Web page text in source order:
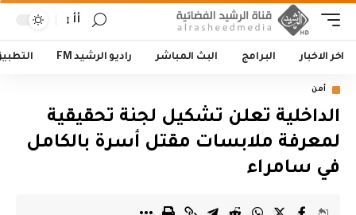
أأ
اخر الاخبار البرامج البث المباشر راديو الرشيد FM
أمن
الداخلية تعلن تشكيل لجنة تحقيقية
لمعرفة ملابسات مقتل أسرة بالكامل
في سامراء